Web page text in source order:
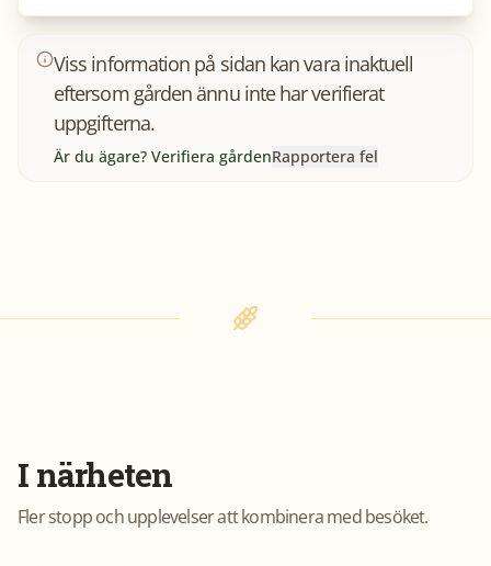
Viss information på sidan kan vara inaktuell
eftersom gården ännu inte har verifierat
uppgifterna.
Är du ägare? Verifiera gårdenRapportera fel
I närheten
Fler stopp och upplevelser att kombinera med besöket.